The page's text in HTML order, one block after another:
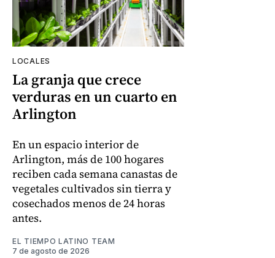
LOCALES
La granja que crece
verduras en un cuarto en
Arlington
En un espacio interior de
Arlington, más de 100 hogares
reciben cada semana canastas de
vegetales cultivados sin tierra y
cosechados menos de 24 horas
antes.
EL TIEMPO LATINO TEAM
7 de agosto de 2026